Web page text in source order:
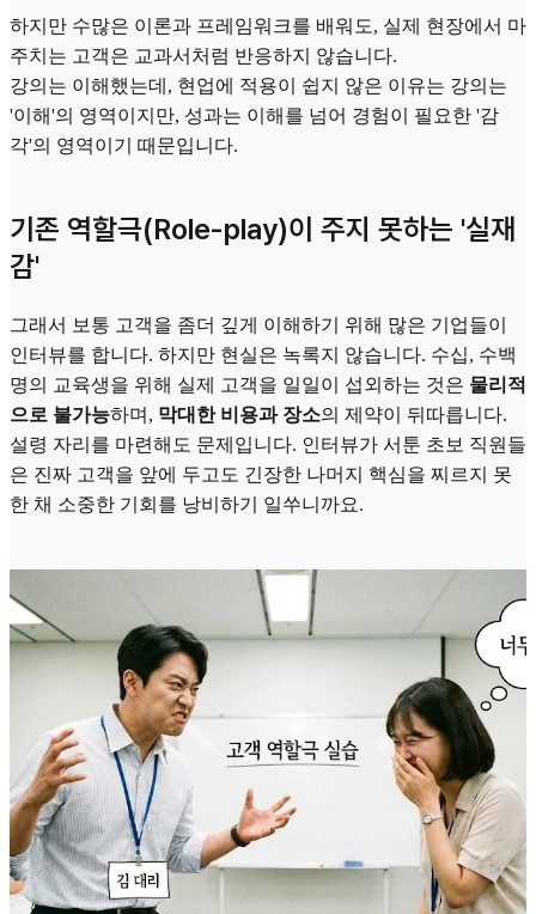
하지만 수많은 이론과 프레임워크를 배워도, 실제 현장에서 마
주치는 고객은 교과서처럼 반응하지 않습니다.
강의는 이해했는데, 현업에 적용이 쉽지 않은 이유는 강의는
'이해'의 영역이지만, 성과는 이해를 넘어 경험이 필요한 '감
각'의 영역이기 때문입니다.
기존 역할극(Role-play)이 주지 못하는 '실재
감'
그래서 보통 고객을 좀더 깊게 이해하기 위해 많은 기업들이
인터뷰를 합니다. 하지만 현실은 녹록지 않습니다. 수십, 수백
명의 교육생을 위해 실제 고객을 일일이 섭외하는 것은 물리적
으로 불가능하며, 막대한 비용과 장소의 제약이 뒤따릅니다.
설령 자리를 마련해도 문제입니다. 인터뷰가 서툰 초보 직원들
은 진짜 고객을 앞에 두고도 긴장한 나머지 핵심을 찌르지 못
한 채 소중한 기회를 낭비하기 일쑤니까요.